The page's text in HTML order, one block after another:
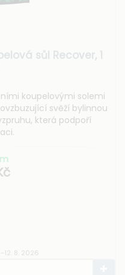
sůl Recover, 1
koupelovými solemi
svěží bylinnou
která podpoří
8. 2026